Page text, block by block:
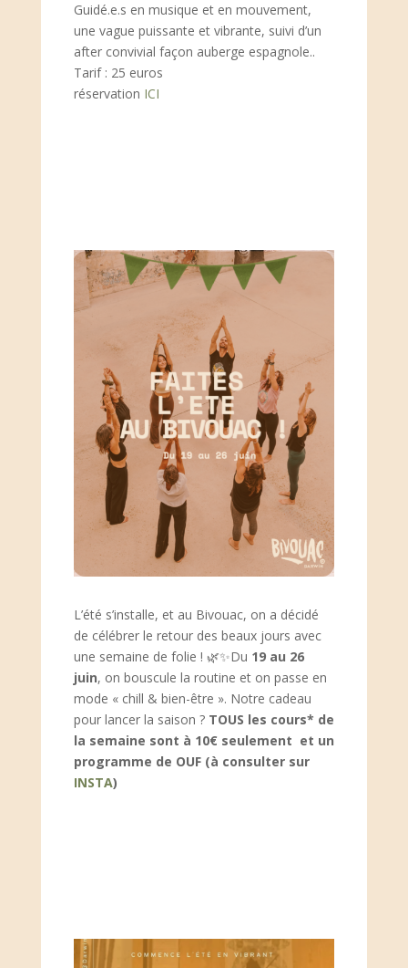
Guidé.e.s en musique et en mouvement,
une vague puissante et vibrante, suivi d’un
after convivial façon auberge espagnole..
Tarif : 25 euros
réservation ICI
L’été s’installe, et au Bivouac, on a décidé
de célébrer le retour des beaux jours avec
une semaine de folie ! 🌿✨Du 19 au 26
juin, on bouscule la routine et on passe en
mode « chill & bien-être ». Notre cadeau
pour lancer la saison ? TOUS les cours* de
la semaine sont à 10€ seulement et un
programme de OUF (à consulter sur
INSTA)